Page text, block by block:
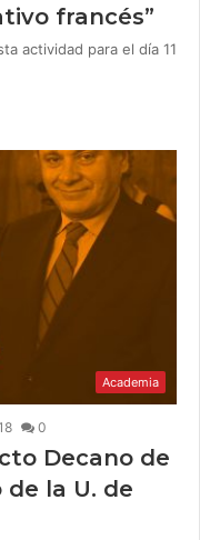
francés”
actividad para el día 11
Academia
0
Decano de
la U. de